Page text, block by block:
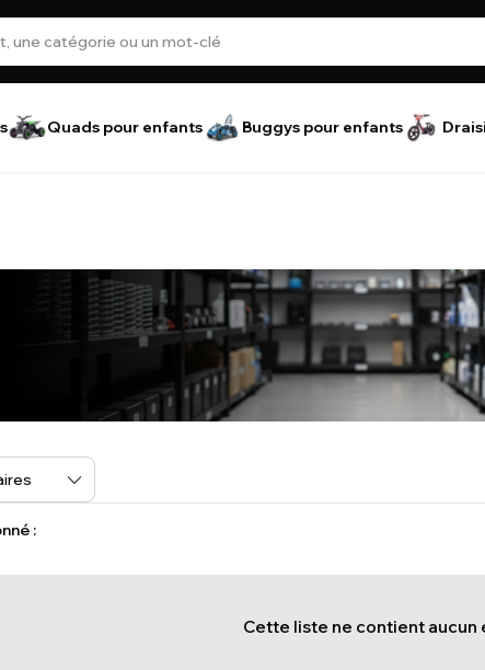
Quads pour enfants Buggys pour enfants
:
Cette liste ne contient aucun